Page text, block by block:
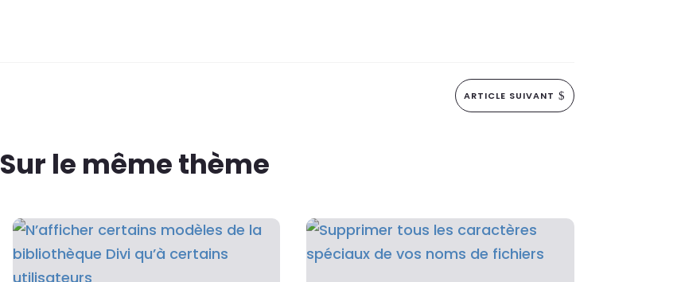
ARTICLE SUIVANT $
Sur le même thème